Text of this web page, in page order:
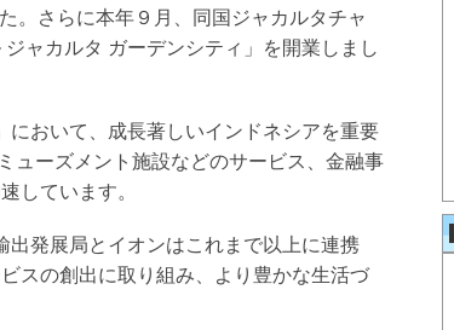
。さらに本年９月、同国ジャカルタチャ
ャカルタ ガーデンシティ」を開業しまし
おいて、成長著しいインドネシアを重要
ューズメント施設などのサービス、金融事
しています。
発展局とイオンはこれまで以上に連携
スの創出に取り組み、より豊かな生活づ